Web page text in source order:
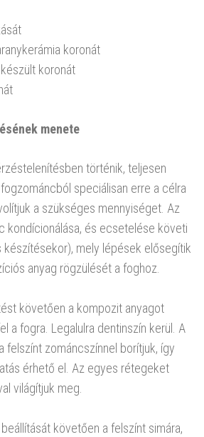
koronát
koronát
menete
történik, teljesen
speciálisan erre a célra
a szükséges mennyiséget. Az
kondícionálása, és ecsetelése követi
mely lépések elősegítik
anyag rögzülését a foghoz.
követően a kompozit anyagot
a fogra. Legalulra dentinszín kerül. A
felszínt zománcszínnel borítjuk, így
érhető el. Az egyes rétegeket
világítjuk meg.
követően a felszínt simára,